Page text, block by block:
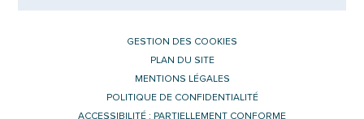
GESTION DES COOKIES
PLAN DU SITE
MENTIONS LÉGALES
POLITIQUE DE CONFIDENTIALITÉ
ACCESSIBILITÉ : PARTIELLEMENT CONFORME